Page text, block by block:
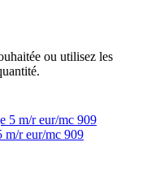
ou utilisez les
m/r eur/mc 909